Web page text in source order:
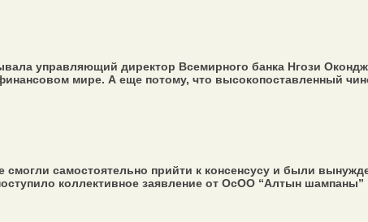
управляющий директор Всемирного банка Нгози
мире. А еще потому, что высо­ко­пос­тав­лен­ный
самостоятельно прийти к консенсусу и были
коллективное заявление от ОсОО “Алтын